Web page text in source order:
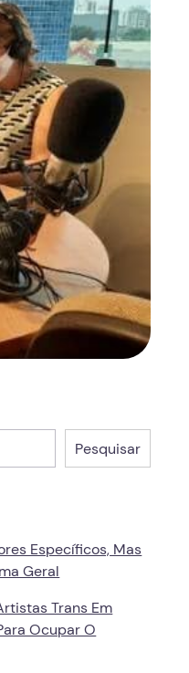
Pesquisar
Específicos, Mas
Geral
Trans Em
Ocupar O